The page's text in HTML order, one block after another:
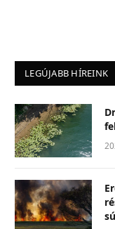
LEGÚJABB HÍREINK